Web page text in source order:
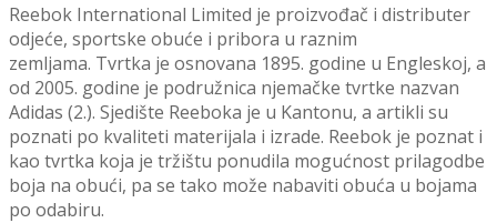
Reebok International Limited je proizvođač i distributer
odjeće, sportske obuće i pribora u raznim
zemljama. Tvrtka je osnovana 1895. godine u Engleskoj, a
od 2005. godine je podružnica njemačke tvrtke nazvan
Adidas (2.). Sjedište Reeboka je u Kantonu, a artikli su
poznati po kvaliteti materijala i izrade. Reebok je poznat i
kao tvrtka koja je tržištu ponudila mogućnost prilagodbe
boja na obući, pa se tako može nabaviti obuća u bojama
po odabiru.